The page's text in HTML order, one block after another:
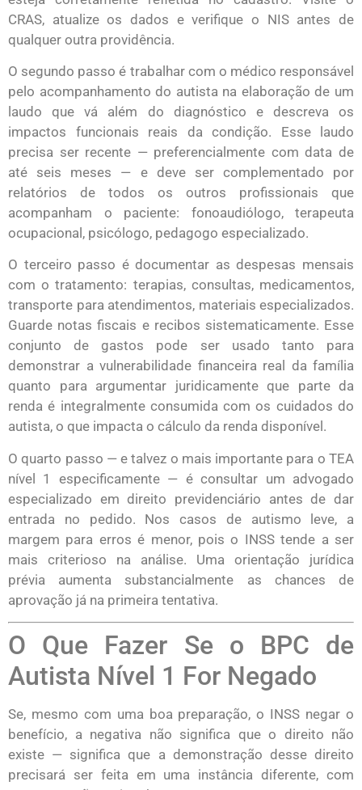
CRAS, atualize os dados e verifique o NIS antes de
qualquer outra providência.
O segundo passo é trabalhar com o médico responsável
pelo acompanhamento do autista na elaboração de um
laudo que vá além do diagnóstico e descreva os
impactos funcionais reais da condição. Esse laudo
precisa ser recente — preferencialmente com data de
até seis meses — e deve ser complementado por
relatórios de todos os outros profissionais que
acompanham o paciente: fonoaudiólogo, terapeuta
ocupacional, psicólogo, pedagogo especializado.
O terceiro passo é documentar as despesas mensais
com o tratamento: terapias, consultas, medicamentos,
transporte para atendimentos, materiais especializados.
Guarde notas fiscais e recibos sistematicamente. Esse
conjunto de gastos pode ser usado tanto para
demonstrar a vulnerabilidade financeira real da família
quanto para argumentar juridicamente que parte da
renda é integralmente consumida com os cuidados do
autista, o que impacta o cálculo da renda disponível.
O quarto passo — e talvez o mais importante para o TEA
nível 1 especificamente — é consultar um advogado
especializado em direito previdenciário antes de dar
entrada no pedido. Nos casos de autismo leve, a
margem para erros é menor, pois o INSS tende a ser
mais criterioso na análise. Uma orientação jurídica
prévia aumenta substancialmente as chances de
aprovação já na primeira tentativa.
O Que Fazer Se o BPC de
Autista Nível 1 For Negado
Se, mesmo com uma boa preparação, o INSS negar o
benefício, a negativa não significa que o direito não
existe — significa que a demonstração desse direito
precisará ser feita em uma instância diferente, com